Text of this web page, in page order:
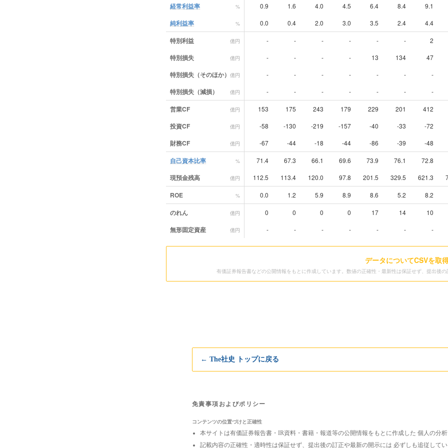
経常利益率 % 0.9 1.6 4.0 4.5 6.4 8.4 9.1
純利益率 % 0.0 0.4 2.0 3.0 3.5 2.4 4.4
特別利益 億円 - - - - - - 2
特別損失 億円 - - - - 13 134 47
特別損失（そのほか） 億円 - - - - - - -
特別損失（減損） 億円 - - - - - - -
営業CF 億円 153 175 243 179 229 201 412
投資CF 億円 -58 -130 -219 -157 -40 -33 -72
財務CF 億円 -67 -44 -18 -44 -86 -39 -48
自己資本比率 % 71.4 67.3 66.1 69.6 73.9 76.1 72.8
現預金残高 億円 112.5 113.4 120.0 97.8 201.5 329.5 621.3
ROE % 0.0 1.2 5.9 8.9 8.6 5.2 8.2
のれん 億円 0 0 0 0 17 14 10
無形固定資産 億円 - - - - - - -
データについてCSVを取
有価証券報告書などの公開情報をもとに作成しています。数値の正確性・最新性は保証せず、提出後
← The社史 トップに戻る
免責事項およびポリシー
コンテンツの位置づけと正確性
本サイトは有価証券報告書・IR資料・書籍・報道等の公開情報をもとに作成した 個人の分
記載内容の正確性・適時性は保証せず、提出後の訂正や最新の開示には 必ずしも追従して